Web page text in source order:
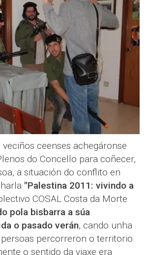
veciños ceenses achegáronse
do Concello para coñecer,
a situación do conflito en
"Palestina 2011: vivindo a
COSAL Costa da Morte
pola bisbarra a súa
o pasado verán, cando unha
percorreron o territorio.
o sentido da viaxe era